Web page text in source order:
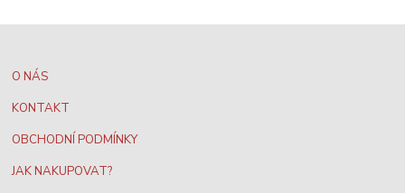
O NÁS
KONTAKT
OBCHODNÍ PODMÍNKY
JAK NAKUPOVAT?